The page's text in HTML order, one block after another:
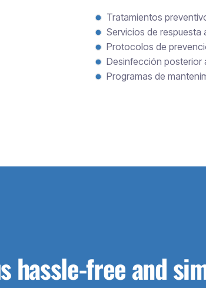
Tratamientos
Servicios de respuesta
Protocolos de
Desinfección posterior
Programas de
hassle-free and